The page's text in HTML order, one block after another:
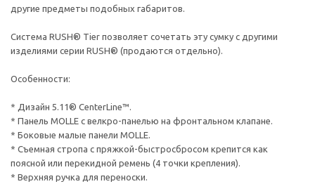
другие предметы подобных габаритов.
Система RUSH® Tier позволяет сочетать эту сумку с другими
изделиями серии RUSH® (продаются отдельно).
Особенности:
* Дизайн 5.11® CenterLine™.
* Панель MOLLE с велкро-панелью на фронтальном клапане.
* Боковые малые панели MOLLE.
* Съемная стропа с пряжкой-быстросбросом крепится как
поясной или перекидной ремень (4 точки крепления).
* Верхняя ручка для переноски.